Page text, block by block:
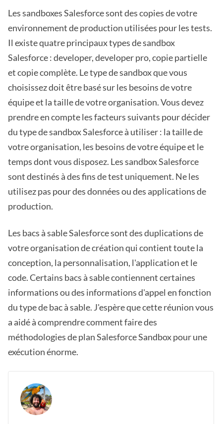
Les sandboxes Salesforce sont des copies de votre
environnement de production utilisées pour les tests.
Il existe quatre principaux types de sandbox
Salesforce : developer, developer pro, copie partielle
et copie complète. Le type de sandbox que vous
choisissez doit être basé sur les besoins de votre
équipe et la taille de votre organisation. Vous devez
prendre en compte les facteurs suivants pour décider
du type de sandbox Salesforce à utiliser : la taille de
votre organisation, les besoins de votre équipe et le
temps dont vous disposez. Les sandbox Salesforce
sont destinés à des fins de test uniquement. Ne les
utilisez pas pour des données ou des applications de
production.
Les bacs à sable Salesforce sont des duplications de
votre organisation de création qui contient toute la
conception, la personnalisation, l'application et le
code. Certains bacs à sable contiennent certaines
informations ou des informations d'appel en fonction
du type de bac à sable. J'espère que cette réunion vous
a aidé à comprendre comment faire des
méthodologies de plan Salesforce Sandbox pour une
exécution énorme.